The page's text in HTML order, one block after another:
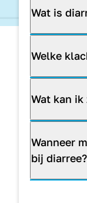
Wat is
Welke
Wat kan
Wanneer
bij diarree?